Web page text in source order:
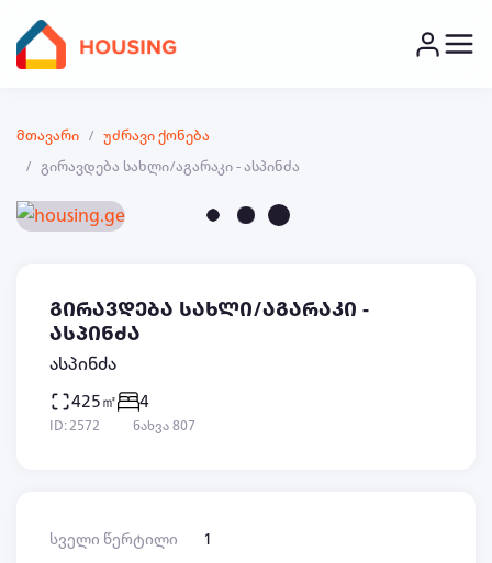
მთავარი
უძრავი ქონება
გირავდება სახლი/აგარაკი - ასპინძა
გირავდება სახლი/აგარაკი -
ასპინძა
ასპინძა
425㎡ 4
ID: 2572 ნახვა 807
სველი წერტილი 1